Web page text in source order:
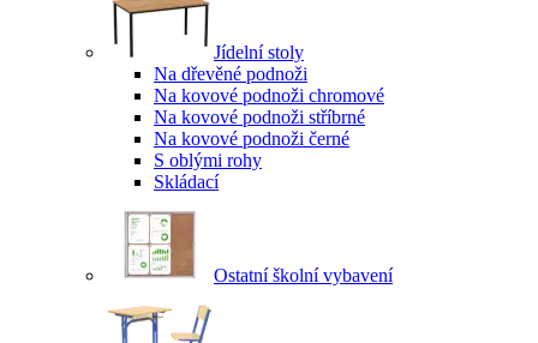
Jídelní stoly
Na dřevěné podnoži
Na kovové podnoži chromové
Na kovové podnoži stříbrné
Na kovové podnoži černé
S oblými rohy
Skládací
Ostatní školní vybavení